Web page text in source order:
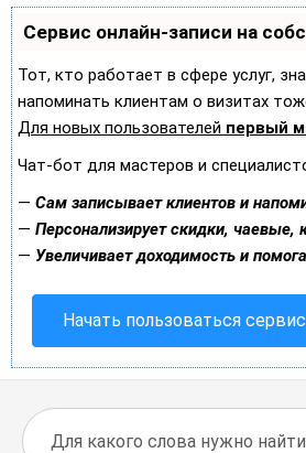
Сервис онлайн-записи на
Тот, кто работает в сфере услуг,
напоминать клиентам о визитах
Для новых пользователей первый
Чат-бот для мастеров и
— Сам записывает клиентов и
— Персонализирует скидки, чаевые,
— Увеличивает доходимость и
Начать пользоваться